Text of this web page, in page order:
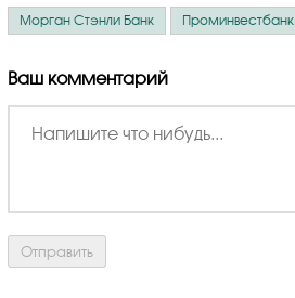
Морган Стэнли Банк Проминвестбанк
Ваш комментарий